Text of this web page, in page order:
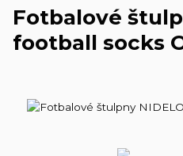
Fotbalové
football socks